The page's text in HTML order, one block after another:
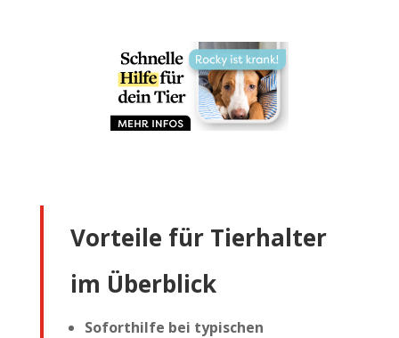
Vorteile für Tierhalter
im Überblick
Soforthilfe bei typischen